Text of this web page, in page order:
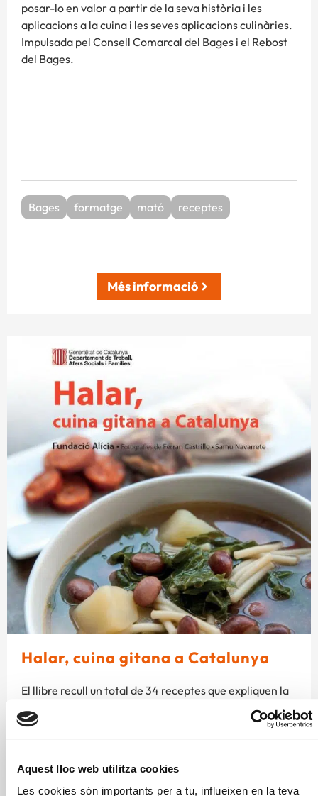
Aquest lloc web utilitza cookies
Les cookies són importants per a tu, influeixen en la teva
posar-lo en valor a partir de la seva història i les
aplicacions a la cuina i les seves aplicacions culinàries.
Impulsada pel Consell Comarcal del Bages i el Rebost
del Bages.
Bages formatge mató receptes
Més informació
Halar, cuina gitana a Catalunya
El llibre recull un total de 34 receptes que expliquen la
tradició culinària del poble gitano i que han estat
relatades per dones i homes gitanos residents a les
diferents províncies catalanes, i amb orígens molt
treball entre la comunitat gitana de Catalunya i la
Fundació Alícia a iniciativa del Departament de